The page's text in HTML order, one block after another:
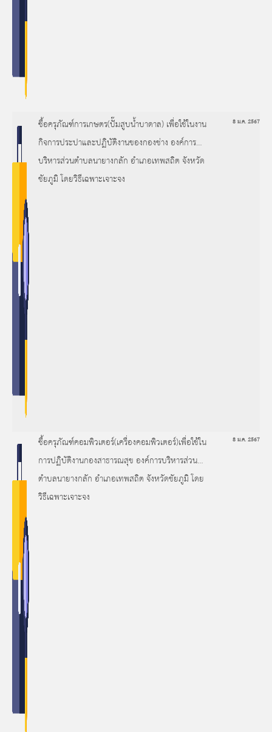
ซื้อครุภัณฑ์การเกษตร(ปั๊มสูบน้ำบาดาล) เพื่อใช้ในงาน
กิจการประปาและปฏิบัติงานของกองช่าง องค์การ
บริหารส่วนตำบลนายางกลัก อำเภอเทพสถิต จังหวัด
ชัยภูมิ โดยวิธีเฉพาะเจาะจง
8 ม.ค. 2567
ซื้อครุภัณฑ์คอมพิวเตอร์(เครื่องคอมพิวเตอร์)เพื่อใช้ใน
การปฏิบัติงานกองสาธารณสุข องค์การบริหารส่วน
ตำบลนายางกลัก อำเภอเทพสถิต จังหวัดชัยภูมิ โดย
วิธีเฉพาะเจาะจง
8 ม.ค. 2567